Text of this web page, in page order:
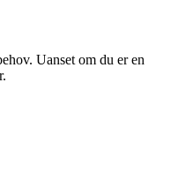
Uanset om du er en